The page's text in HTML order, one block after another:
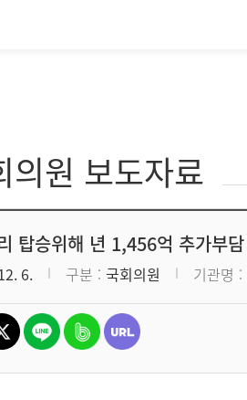
의원 보도자료
탑승위해 년 1,456억 추가부담
6. 구분 국회의원 기관명